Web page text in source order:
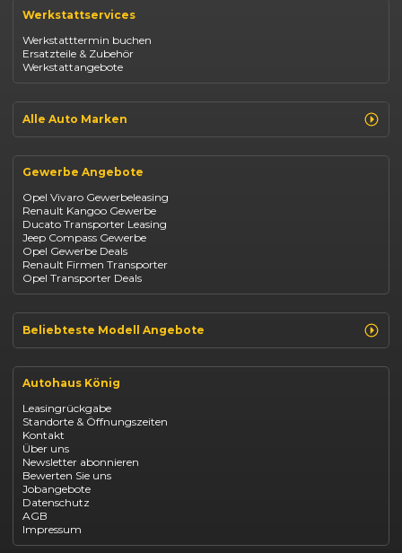
Opel Corsa
Fiat 500
Dacia Duster
Dacia Sandero
Jeep Compass
Suzuki Vitara
Suzuki Swift
Mazda CX-30
Werkstattservices
Werkstatttermin buchen
Ersatzteile & Zubehör
Werkstattangebote
Alle Auto Marken
Opel
Fiat
Jeep
Suzuki
BYD
Kia
Mazda
Citroën
Abarth
Fiat Professional
Gewerbe Angebote
Opel Vivaro Gewerbeleasing
Renault Kangoo Gewerbe
Ducato Transporter Leasing
Jeep Compass Gewerbe
Opel Gewerbe Deals
Renault Firmen Transporter
Opel Transporter Deals
Beliebteste Modell Angebote
Renault Arkana Leasing
Renault Captur Leasing
Opel Astra leasen
Opel Mokka kaufen
Opel Grandland finanzieren
Opel Vivaro Gewerbeleasing
Fiat 500 finanzieren
Fiat Panda leasen
Dacia Duster finanzieren
Dacia Sandero kaufen
Dacia Jogger leasen
Jeep Compass leasen
Jeep Renegade finanzieren
Autohaus König
Leasingrückgabe
Standorte & Öffnungszeiten
Kontakt
Über uns
Newsletter abonnieren
Bewerten Sie uns
Jobangebote
Datenschutz
AGB
Impressum